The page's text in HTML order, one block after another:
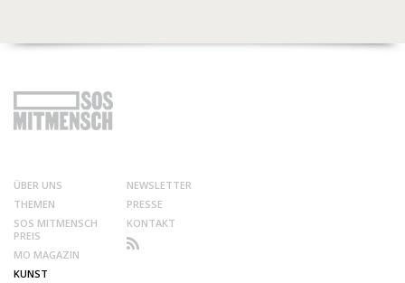
ÜBER UNS
THEMEN
SOS MITMENSCH
PREIS
MO MAGAZIN
KUNST
NEWSLETTER
PRESSE
KONTAKT